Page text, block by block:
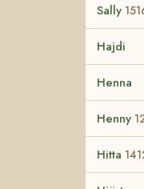
Sally
Hajdi
Henna
Henny
Hitta